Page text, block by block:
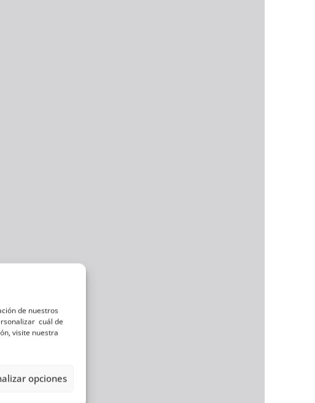
de nuestros
cuál de
visite nuestra
opciones